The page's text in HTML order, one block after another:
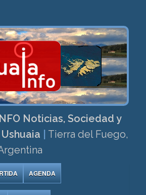
Noticias, Sociedad y
Tierra del Fuego,
AGENDA